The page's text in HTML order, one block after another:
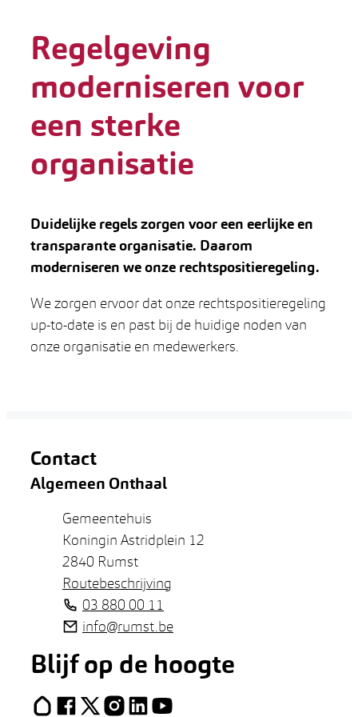
Regelgeving
moderniseren voor
een sterke
organisatie
Duidelijke regels zorgen voor een eerlijke en
transparante organisatie. Daarom
moderniseren we onze rechtspositieregeling.
We zorgen ervoor dat onze rechtspositieregeling
up-to-date is en past bij de huidige noden van
onze organisatie en medewerkers.
Contact
Algemeen Onthaal
AdresGemeentehuis
Koningin Astridplein 12
,2840 Rumst
Routebeschrijving
03 880 00 11
E-mail
info@rumst.be
Blijf op de hoogte